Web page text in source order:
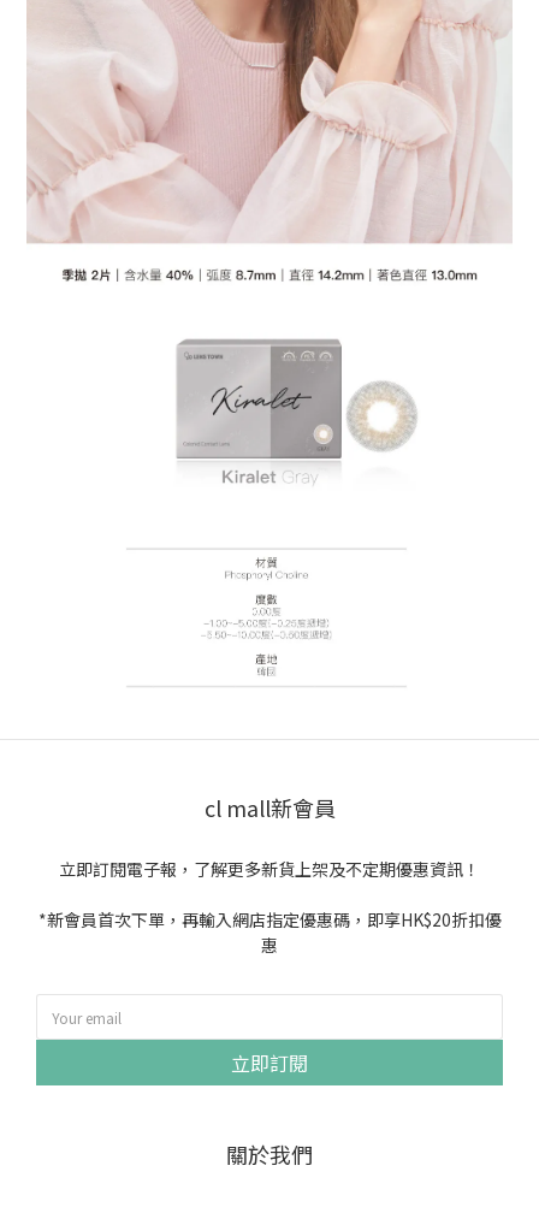
cl mall新會員
立即訂閱電子報，了解更多新貨上架及不定期優惠資訊！
*新會員首次下單，再輸入網店指定優惠碼，即享HK$20折扣優
惠
立即訂閱
關於我們